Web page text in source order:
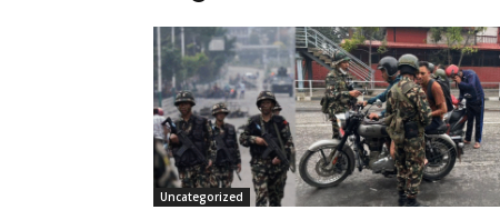
Uncategorized